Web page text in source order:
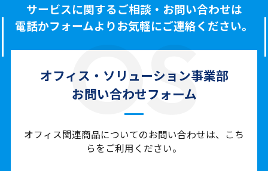
サービスに関するご相談・お問い合わせは
電話かフォームよりお気軽にご連絡ください。
OS
オフィス・ソリューション事業部
お問い合わせフォーム
オフィス関連商品についてのお問い合わせは、こち
らをご利用ください。